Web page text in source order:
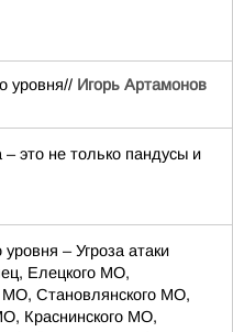
уровня// Игорь Артамонов
– это не только пандусы и
– Угроза атаки
Елецкого МО,
МО, Становлянского МО,
Краснинского МО,